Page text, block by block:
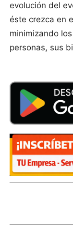
evolución del
éste crezca en
minimizando
personas, sus